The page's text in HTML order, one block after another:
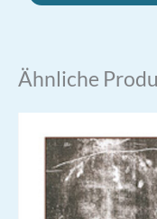
Ähnliche